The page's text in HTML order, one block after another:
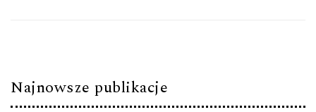
Najnowsze publikacje